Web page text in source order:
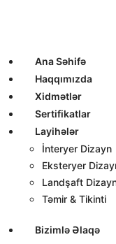
Ana Səhifə
Haqqımızda
Xidmətlər
Sertifikatlar
Layihələr
İnteryer Dizayn
Eksteryer
Landşaft
Təmir & Tikinti
Bizimlə Əlaqə